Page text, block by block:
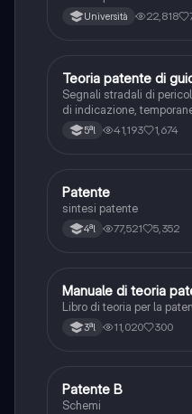
Università 22,818
Ed. civ.
Teoria patente di
Segnali stradali di
di indicazione,
integrativi, segnaletica
agenti del traffico,
5ªl 41,193 1,674
Altro
Patente
sintesi patente
4ªl 77,521 5,352
Italiano
Manuale di teoria
Libro di teoria per la
3ªl 11,020 300
Altro
Patente B
Schemi